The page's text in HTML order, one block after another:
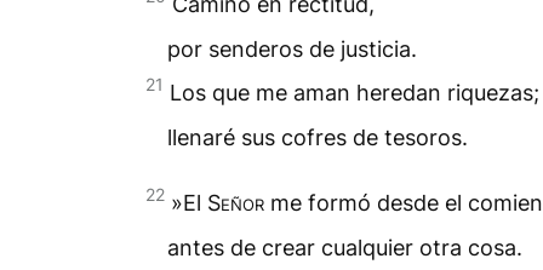
por senderos de justicia.
21 Los que me aman heredan riquezas;
llenaré sus cofres de tesoros.
22 »El Señorme formó desde el
antes de crear cualquier otra cosa.